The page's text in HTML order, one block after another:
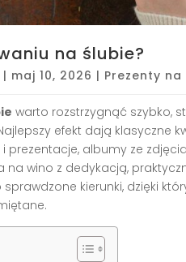
na ślubie?
| maj 10, 2026 | Prezenty na
warto rozstrzygnąć szybko,
efekt dają klasyczne
prezentacje, albumy ze
na wino z dedykacją,
kierunki, dzięki